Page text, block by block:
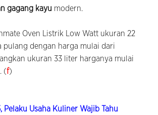
gagang kayu modern.
Oven Listrik Low Watt ukuran 22
pulang dengan harga mulai dari
ukuran 33 liter harganya mulai
(f)
Pelaku Usaha Kuliner Wajib Tahu